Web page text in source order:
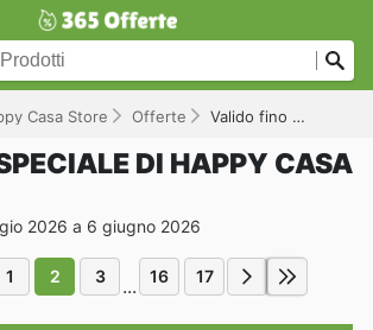
Casa Store Offerte Valido fino a 06/06/2026
DI HAPPY CASA
2026 a 6 giugno 2026
1 2 3 ... 16 17